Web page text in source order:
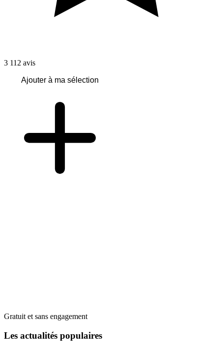
3 112 avis
Ajouter à ma sélection
Gratuit et sans engagement
Les actualités populaires